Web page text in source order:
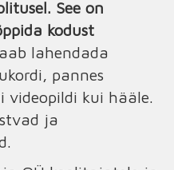
See on
kodust
lahendada
pannes
videopildi kui hääle.
ja